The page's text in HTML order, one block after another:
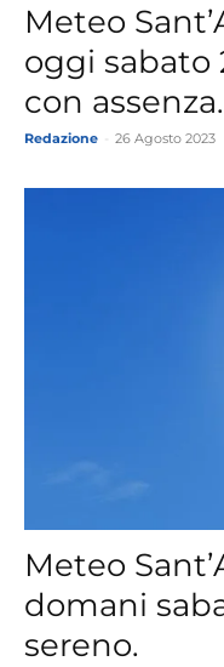
Meteo
oggi sabato
con
Redazione 26 Agosto 2023
Meteo
domani
sereno.